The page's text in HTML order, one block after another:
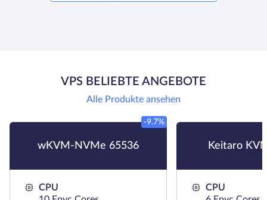
VPS BELIEBTE ANGEBOTE
Alle Produkte ansehen
wKVM-NVMe 65536
-9.7%
CPU
Keitaro
CPU